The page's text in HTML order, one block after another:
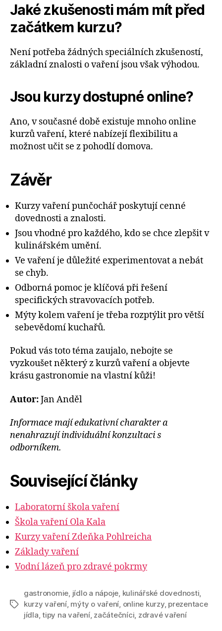
Jaké zkušenosti mám mít před
začátkem kurzu?
Není potřeba žádných speciálních zkušeností,
základní znalosti o vaření jsou však výhodou.
Jsou kurzy dostupné online?
Ano, v současné době existuje mnoho online
kurzů vaření, které nabízejí flexibilitu a
možnost učit se z pohodlí domova.
Závěr
Kurzy vaření punčochář poskytují cenné
dovednosti a znalosti.
Jsou vhodné pro každého, kdo se chce zlepšit v
kulinářském umění.
Ve vaření je důležité experimentovat a nebát
se chyb.
Odborná pomoc je klíčová při řešení
specifických stravovacích potřeb.
Mýty kolem vaření je třeba rozptýlit pro větší
sebevědomí kuchařů.
Pokud vás toto téma zaujalo, nebojte se
vyzkoušet některý z kurzů vaření a objevte
krásu gastronomie na vlastní kůži!
Autor:Jan Anděl
Informace mají edukativní charakter a
nenahrazují individuální konzultaci s
odborníkem.
Související články
Laboratorní škola vaření
Škola vaření Ola Kala
Kurzy vaření Zdeňka Pohlreicha
Základy vaření
Vodní lázeň pro zdravé pokrmy
Štítky
gastronomie, jídlo a nápoje, kulinářské dovednosti,
kurzy vaření, mýty o vaření, online kurzy, prezentace
jídla,tipy na vaření, začátečníci, zdravé vaření